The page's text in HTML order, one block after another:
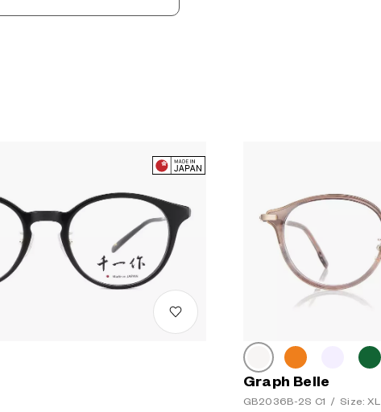
Graph Belle
GB2036B-2S C1 / Size: XL